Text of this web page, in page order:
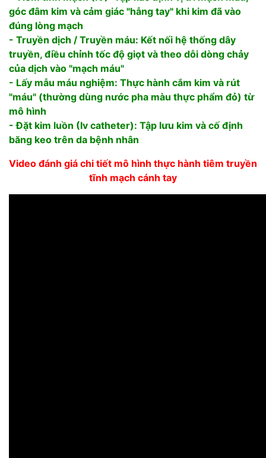
góc đâm kim và cảm giác "hẫng tay" khi kim đã vào
đúng lòng mạch
- Truyền dịch / Truyền máu: Kết nối hệ thống dây
truyền, điều chỉnh tốc độ giọt và theo dỗi dòng chảy
của dịch vào "mạch máu"
- Lấy mẫu máu nghiệm: Thực hành cắm kim và rút
"máu" (thường dùng nước pha màu thực phẩm đỏ) từ
mô hình
- Đặt kim luồn (Iv catheter): Tập lưu kim và cố định
băng keo trên da bệnh nhân
Video đánh giá chi tiết mô hình thực hành tiêm truyền
tĩnh mạch cánh tay